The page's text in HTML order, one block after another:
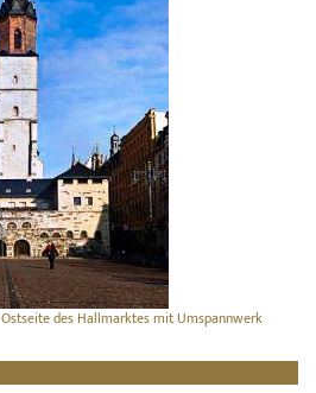
des Hallmarktes mit Umspannwerk